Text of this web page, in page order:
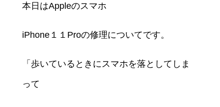
本日はAppleのスマホ
iPhone１１Proの修理についてです。
「歩いているときにスマホを落としてしま
って